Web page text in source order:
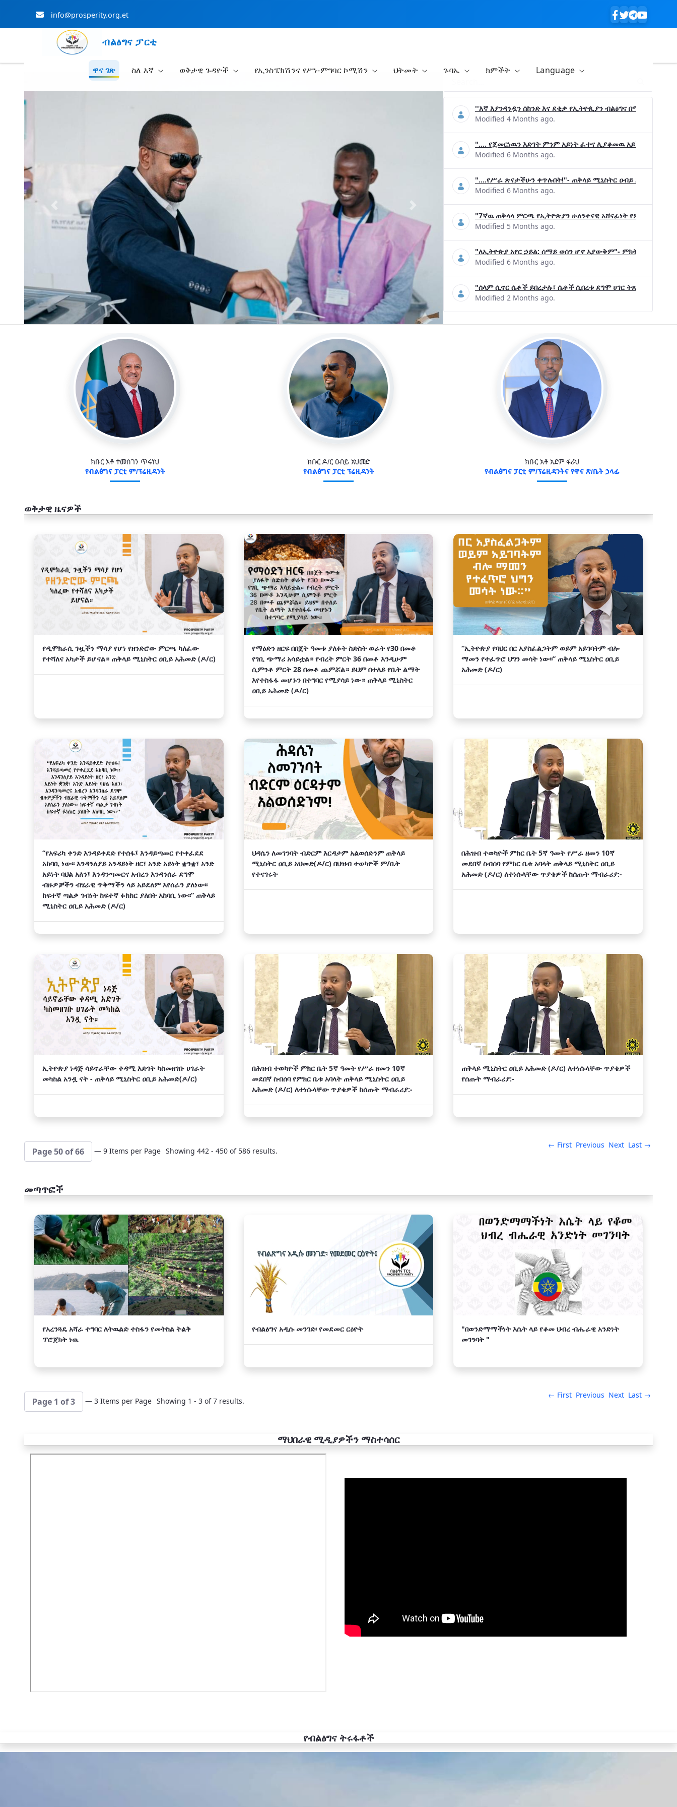
info@prosperity.org.et
ብልፅግና ፓርቲ
ዋና ገጽ ስለ እኛ ወቅታዊ ጉዳዮች የኢንስፔክሽንና የሥነ-ምግባር ኮሚሽን ህትመት ጉባኤ ክምችት Language
Previous
''እኛ እያንዳንዷን ሰከንድ እና ደቂቃ የኢትዮጲያን ብልፅግና በሚያረጋግጡ
Modified 4 Months ago.
".... የጀመርነዉን እድገት ምንም አይነት ፈተና ሊያቆመዉ አይችልም"-
Modified 6 Months ago.
"....የሥራ ጽናታችሁን ቀጥሉበት!"- ጠቅላይ ሚኒስትር ዐብይ አሕመድ (ዶ/ር)
Modified 6 Months ago.
"7ኛዉ ጠቅላላ ምርጫ የኢትዮጵያን ሁለንተናዊ አሸናፊነት የምናረጋግጥበት
Modified 5 Months ago.
"ለኢትዮጵያ አየር ኃይል: ሰማይ ወሰን ሆኖ አያውቅም"- ምክትል ጠቅላይ
Modified 6 Months ago.
"ሰላም ሲኖር ሴቶች ይበረታሉ፣ ሴቶች ሲበረቱ ደግሞ ሀገር ትጸናለች"- ዶ/ር
Modified 2 Months ago.
ክቡር አቶ ተመስገን ጥሩነህ
የብልፅግና ፓርቲ ም/ፕሬዚዳንት
ክቡር ዶ/ር ዐብይ አህመድ
የብልፅግና ፓርቲ ፕሬዚዳንት
ክቡር አቶ አደም ፋራህ
የብልፅግና ፓርቲ ም/ፕሬዚዳንትና የዋና ጽ/ቤት ኃላፊ
ወቅታዊ ዜናዎች
የዲሞክራሲ ጉዟችን ማሳያ የሆነ የዘንድሮው ምርጫ ካለፈው
የተሻለና አካታች ይሆናል። ጠቅላይ ሚኒስትር ዐቢይ አሕመድ (ዶ/ር)
የማዕድን ዘርፍ በበጀት ዓመቱ ያለፉት ስድስት ወራት የ30 በመቶ
የገቢ ጭማሪ አሳይቷል። የብረት ምርት 36 በመቶ እንዲሁም
ሲምንቶ ምርት 28 በመቶ ጨምሯል። ይህም በተለይ የቤት ልማት
እየተስፋፋ መሆኑን በተግባር የሚያሳይ ነው። ጠቅላይ ሚኒስትር
ዐቢይ አሕመድ (ዶ/ር)
“ኢትዮጵያ የባህር በር አያስፈልጋትም ወይም አይገባትም ብሎ
ማመን የተፈጥሮ ህግን መሳት ነው፡፡” ጠቅላይ ሚኒስትር ዐቢይ
አሕመድ (ዶ/ር)
“የአፍሪካ ቀንድ እንዳይቀደድ የተሰፋ፤ እንዳይጣመር የተቀፈደደ
አከባቢ ነው፡፡ እንዳንለያይ አንዳይነት ዘር፣ አንድ አይነት ቋንቋ፣ አንድ
አይነት ባህል አለን፤ እንዳንጣመርና አብረን እንዳንሰራ ደግሞ
ብዙዎቻችን ብሄራዊ ጥቅማችን ላይ አይደለም እየሰራን ያለነው፡፡
ከፍተኛ ጣልቃ ገብነት ከፍተኛ ፉክክር ያለበት አከባቢ ነው፡፡” ጠቅላይ
ሚኒስትር ዐቢይ አሕመድ (ዶ/ር)
ህዳሴን ለመገንባት ብድርም እርዳታም አልወሰድንም ጠቅላይ
ሚኒስትር ዐቢይ አህመድ(ዶ/ር) በህዝብ ተወካዮች ም/ቤት
የተናገሩት
በሕዝብ ተወካዮች ምክር ቤት 5ኛ ዓመት የሥራ ዘመን 10ኛ
መደበኛ ስብሰባ የምክር ቤቱ አባላት ጠቅላይ ሚኒስትር ዐቢይ
አሕመድ (ዶ/ር) ለተነሱላቸው ጥያቄዎች ከሰጡት ማብራሪያ:-
ኢትዮጵያ ነዳጅ ሳይኖራቸው ቀዳሚ እድገት ካስመዘገቡ ሀገራት
መካከል አንዷ ናት - ጠቅላይ ሚኒስትር ዐቢይ አሕመድ(ዶ/ር)
በሕዝብ ተወካዮች ምክር ቤት 5ኛ ዓመት የሥራ ዘመን 10ኛ
መደበኛ ስብሰባ የምክር ቤቱ አባላት ጠቅላይ ሚኒስትር ዐቢይ
አሕመድ (ዶ/ር) ለተነሱላቸው ጥያቄዎች ከሰጡት ማብራሪያ:-
ጠቅላይ ሚኒስትር ዐቢይ አሕመድ (ዶ/ር) ለተነሱላቸው ጥያቄዎች
የሰጡት ማብራሪያ:-
Page 50 of 66 — 9 Items per Page Showing 442 - 450 of 586 results.
← First Previous Next Last →
መጣጥፎች
አዲስ
የአረንጓዴ አሻራ ተግባር ለትዉልድ ተስፋን የመትከል ትልቅ
ፕሮጀክት ነዉ
የብልፅግና አዲሱ መንገድ፡ የመደመር ርዕዮት
"በወንድማማችነት እሴት ላይ የቆመ ህብረ ብሔራዊ አንድነት
መገንባት "
Page 1 of 3 — 3 Items per Page Showing 1 - 3 of 7 results.
← First Previous Next Last →
ማህበራዊ ሚዲያዎችን ማስተሳሰር
የብልፅግና ትሩፋቶች